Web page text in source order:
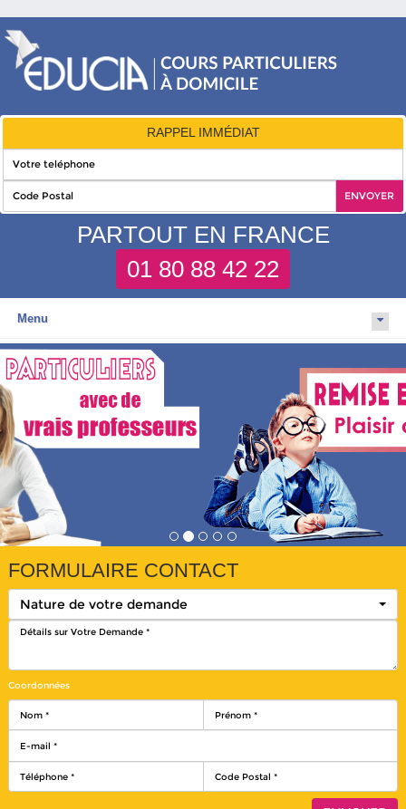
RAPPEL IMMÉDIAT
PARTOUT EN FRANCE
01 80 88 42 22
Menu
FORMULAIRE CONTACT
Nature de votre demande
Coordonnées